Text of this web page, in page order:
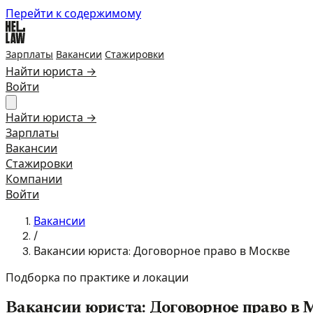
Перейти к содержимому
Зарплаты Вакансии Стажировки
Найти юриста →
Войти
Найти юриста →
Зарплаты
Вакансии
Стажировки
Компании
Войти
Вакансии
/
Вакансии юриста: Договорное право в Москве
Подборка по практике и локации
Вакансии юриста: Договорное право в